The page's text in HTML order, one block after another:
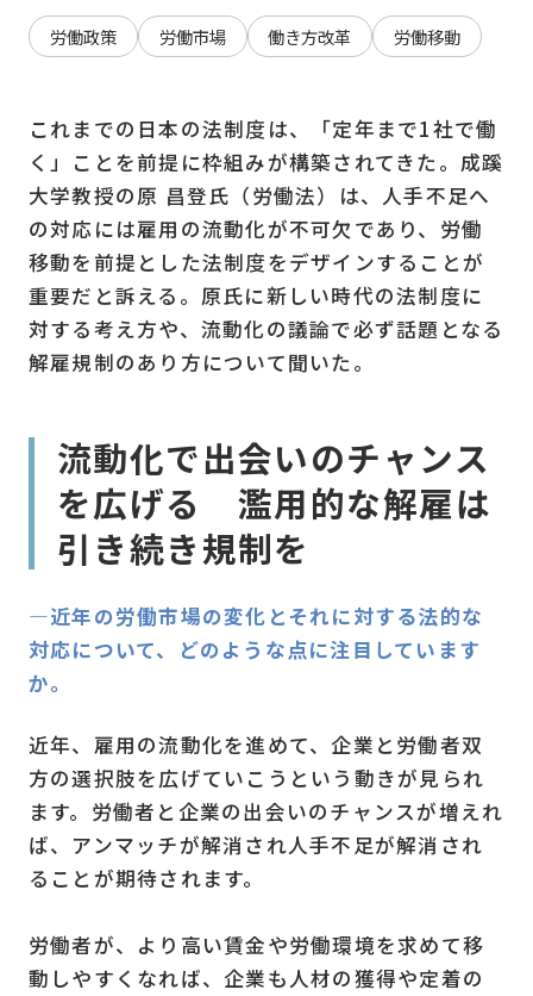
労働政策 労働市場 働き方改革 労働移動
これまでの日本の法制度は、「定年まで1社で働
く」ことを前提に枠組みが構築されてきた。成蹊
大学教授の原 昌登氏（労働法）は、人手不足へ
の対応には雇用の流動化が不可欠であり、労働
移動を前提とした法制度をデザインすることが
重要だと訴える。原氏に新しい時代の法制度に
対する考え方や、流動化の議論で必ず話題となる
解雇規制のあり方について聞いた。
流動化で出会いのチャンス
を広げる 濫用的な解雇は
引き続き規制を
―近年の労働市場の変化とそれに対する法的な
対応について、どのような点に注目しています
か。
近年、雇用の流動化を進めて、企業と労働者双
方の選択肢を広げていこうという動きが見られ
ます。労働者と企業の出会いのチャンスが増えれ
ば、アンマッチが解消され人手不足が解消され
ることが期待されます。
労働者が、より高い賃金や労働環境を求めて移
動しやすくなれば、企業も人材の獲得や定着の